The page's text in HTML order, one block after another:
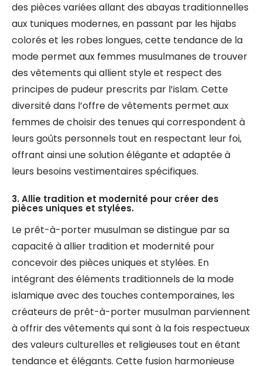
des pièces variées allant des abayas traditionnelles
aux tuniques modernes, en passant par les hijabs
colorés et les robes longues, cette tendance de la
mode permet aux femmes musulmanes de trouver
des vêtements qui allient style et respect des
principes de pudeur prescrits par l’islam. Cette
diversité dans l’offre de vêtements permet aux
femmes de choisir des tenues qui correspondent à
leurs goûts personnels tout en respectant leur foi,
offrant ainsi une solution élégante et adaptée à
leurs besoins vestimentaires spécifiques.
3. Allie tradition et modernité pour créer des
pièces uniques et stylées.
Le prêt-à-porter musulman se distingue par sa
capacité à allier tradition et modernité pour
concevoir des pièces uniques et stylées. En
intégrant des éléments traditionnels de la mode
islamique avec des touches contemporaines, les
créateurs de prêt-à-porter musulman parviennent
à offrir des vêtements qui sont à la fois respectueux
des valeurs culturelles et religieuses tout en étant
tendance et élégants. Cette fusion harmonieuse